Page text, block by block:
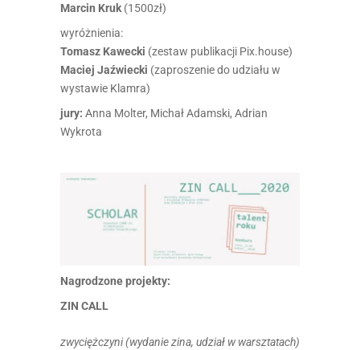
Marcin Kruk (1500zł)
wyróżnienia:
Tomasz Kawecki (zestaw publikacji Pix.house)
Maciej Jaźwiecki (zaproszenie do udziału w
wystawie Klamra)
jury: Anna Molter, Michał Adamski, Adrian
Wykrota
Nagrodzoneprojekty:
ZIN CALL
zwyciężczyni (wydanie zina, udział w warsztatach)